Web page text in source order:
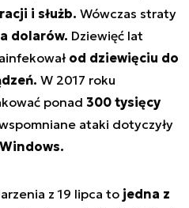
i służb. Wówczas straty
dolarów. Dziewięć lat
od dziewięciu do
W 2017 roku
ponad 300 tysięcy
ataki dotyczyły
z 19 lipca to jedna z